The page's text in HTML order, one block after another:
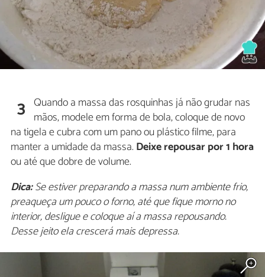
3 Quando a massa das rosquinhas já não grudar nas
mãos, modele em forma de bola, coloque de novo
na tigela e cubra com um pano ou plástico filme, para
manter a umidade da massa. Deixe repousar por 1 hora
ou até que dobre de volume.
Dica:Se estiver preparando a massa num ambiente frio,
preaqueça um pouco o forno, até que fique morno no
interior, desligue e coloque aí a massa repousando.
Desse jeito ela crescerá mais depressa.